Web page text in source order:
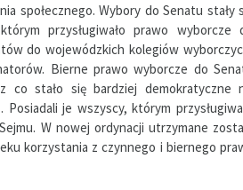
społecznego. Wybory do Senatu stały
przysługiwało prawo wyborcze
do wojewódzkich kolegiów
Bierne prawo wyborcze do
co stało się bardziej demokratyczne
je wszyscy, którym
W nowej ordynacji utrzymane
korzystania z czynnego i biernego